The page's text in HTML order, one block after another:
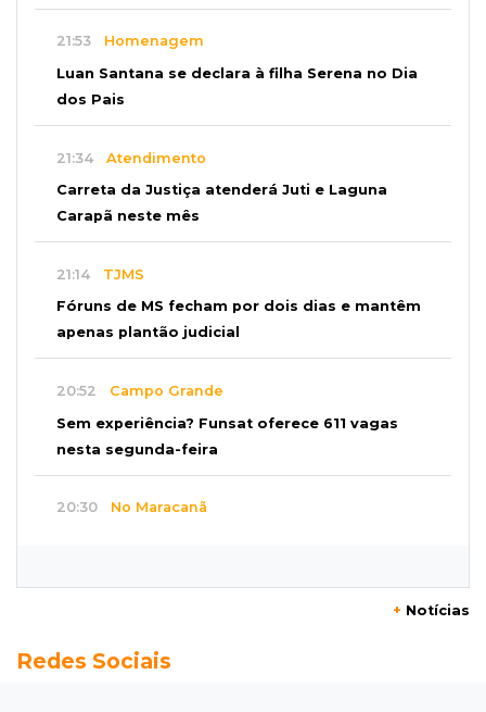
21:53 Homenagem
Luan Santana se declara à filha Serena no Dia
dos Pais
21:34 Atendimento
Carreta da Justiça atenderá Juti e Laguna
Carapã neste mês
21:14 TJMS
Fóruns de MS fecham por dois dias e mantêm
apenas plantão judicial
20:52 Campo Grande
Sem experiência? Funsat oferece 611 vagas
nesta segunda-feira
20:30 No Maracanã
Seleções em MS têm salários de até R$ 8,2 mil;
+ Notícias
Redes Sociais